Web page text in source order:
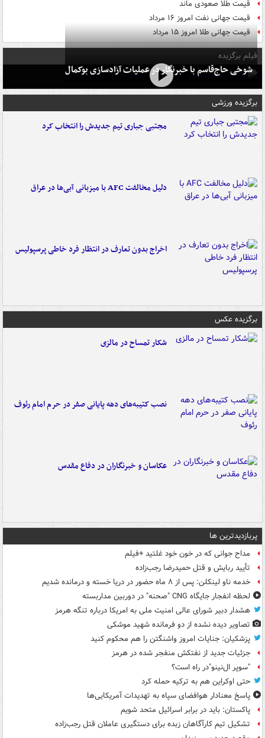
قیمت طلا صعودی ماند
قیمت جهانی نفت امروز ۱۶ مرداد
قیمت جهانی طلا امروز ۱۵ مرداد
فیلم برگزیده
شوخی حاج‌قاسم با خبرنگار در عملیات آزادسازی بوکمال
برگزیده ورزشی
مجتبی جباری تیم جدیدش را انتخاب کرد
دلیل مخالفت AFC با میزبانی آبی‌ها در عراق
اخراج بدون تعارف در انتظار فرد خاطی پرسپولیس
برگزیده عکس
شکار تمساح در مالزی
نصب کتیبه‌های دهه پایانی صفر در حرم امام رئوف
عکاسان و خبرنگاران در دفاع مقدس
پربازدیدترین ها
مداح جوانی که در خون خود غلتید +فیلم
تأیید ربایش و قتل حمیدرضا رجب‌زاده
خدمه ناو لینکلن: پس از ۸ ماه حضور در دریا خسته و درمانده‌ شدیم
لحظه انفجار جایگاه CNG "صحنه" در دوربین مداربسته
هشدار دبیر شورای عالی امنیت ملی به امریکا درباره تنگه هرمز
تصاویر دیده‌ نشده از دو فرمانده شهید موشکی
پزشکیان: جنایات امروز واشنگتن را هم محکوم کنید
جزئیات جدید از نفتکش منفجر شده در هرمز
"سوپر ال‌نینو"در راه است؟
حتی اوکراین هم به ترکیه حمله کرد
پاسخ معنادار هوافضای سپاه به تهدیدات آمریکایی‌ها
پاکستان: باید در برابر اسرائیل متحد شویم
تشکیل تیم کارآگاهان زبده برای دستگیری عاملان قتل رجب‌زاده